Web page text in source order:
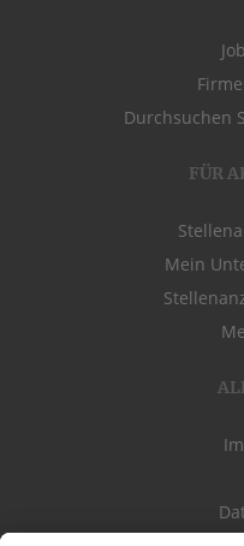
Durchsuchen
FÜR
Mein